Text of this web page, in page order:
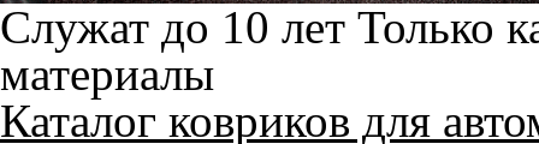
Служат до 10 лет Только
материалы
Каталог ковриков для